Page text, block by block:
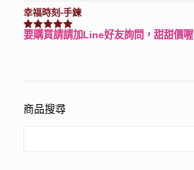
幸福時刻-手鍊
評分3150滿分 5
要購買請請加Line好友詢問，甜甜價喔
商品搜尋